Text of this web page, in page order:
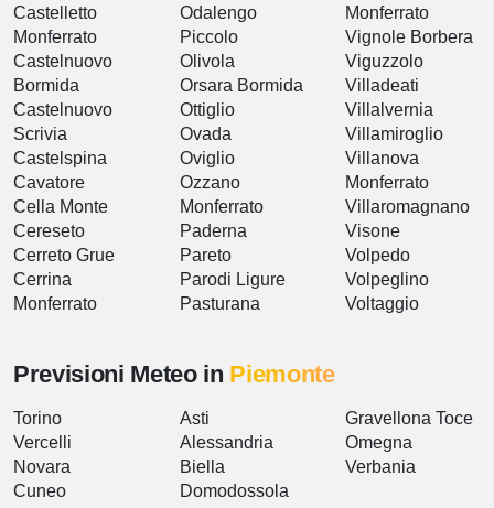
Castelletto
Monferrato
Castelnuovo
Bormida
Castelnuovo
Scrivia
Castelspina
Cavatore
Cella Monte
Cereseto
Cerreto Grue
Cerrina
Monferrato
Odalengo
Piccolo
Olivola
Orsara Bormida
Ottiglio
Ovada
Oviglio
Ozzano
Monferrato
Paderna
Pareto
Parodi Ligure
Pasturana
Monferrato
Vignole Borbera
Viguzzolo
Villadeati
Villalvernia
Villamiroglio
Villanova
Monferrato
Villaromagnano
Visone
Volpedo
Volpeglino
Voltaggio
Previsioni Meteo in Piemonte
Torino
Vercelli
Novara
Cuneo
Asti
Alessandria
Biella
Domodossola
Gravellona Toce
Omegna
Verbania